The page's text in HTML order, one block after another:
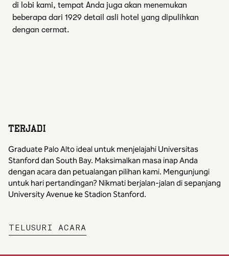
di lobi kami, tempat Anda juga akan menemukan
beberapa dari 1929 detail asli hotel yang dipulihkan
dengan cermat.
TERJADI
Graduate Palo Alto ideal untuk menjelajahi Universitas
Stanford dan South Bay. Maksimalkan masa inap Anda
dengan acara dan petualangan pilihan kami. Mengunjungi
untuk hari pertandingan? Nikmati berjalan-jalan di sepanjang
University Avenue ke Stadion Stanford.
TELUSURI ACARA